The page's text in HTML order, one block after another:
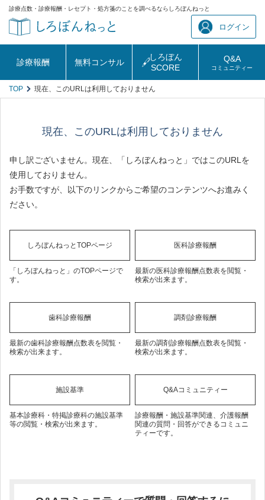
診療点数・診療報酬・レセプト・処方箋のことを調べるならしろぼんねっと
ログイン
診療報酬 無料コンサル
しろぼん
SCORE
Q&A
コミュニティー
TOP 現在、このURLは利用しておりません
現在、このURLは利用しておりません
申し訳ございません。現在、「しろぼんねっと」ではこのURLを
使用しておりません。
お手数ですが、以下のリンクからご希望のコンテンツへお進みく
ださい。
しろぼんねっとTOPページ
「しろぼんねっと」のTOPページで
す。
医科診療報酬
最新の医科診療報酬点数表を閲覧・
検索が出来ます。
歯科診療報酬
最新の歯科診療報酬点数表を閲覧・
検索が出来ます。
調剤診療報酬
最新の調剤診療報酬点数表を閲覧・
検索が出来ます。
施設基準
基本診療科・特掲診療科の施設基準
等の閲覧・検索が出来ます。
Q&Aコミュニティー
診療報酬・施設基準関連、介護報酬
関連の質問・回答ができるコミュニ
ティーです。